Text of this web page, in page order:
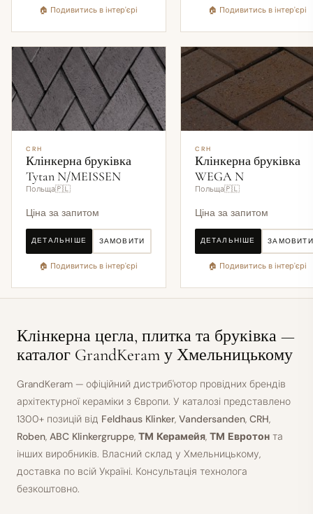
🏠 Подивитись в інтер'єрі 🏠 Подивитись в інтер'єрі
CRH
Клінкерна бруківка
Tytan N/MEISSEN
Польща🇵🇱
Ціна за запитом
ДЕТАЛЬНІШЕ ЗАМОВИТИ
🏠 Подивитись в інтер'єрі
CRH
Клінкерна бруківка
WEGA N
Польща🇵🇱
Ціна за запитом
ДЕТАЛЬНІШЕ ЗАМОВИТИ
🏠 Подивитись в інтер'єрі
Клінкерна цегла, плитка та бруківка —
каталог GrandKeram у Хмельницькому
GrandKeram — офіційний дистриб'ютор провідних брендів
архітектурної кераміки з Європи. У каталозі представлено
1300+ позицій від Feldhaus Klinker, Vandersanden, CRH,
Roben, ABC Klinkergruppe, ТМ Керамейя, ТМ Евротон та
інших виробників. Власний склад у Хмельницькому,
доставка по всій Україні. Консультація технолога
безкоштовно.